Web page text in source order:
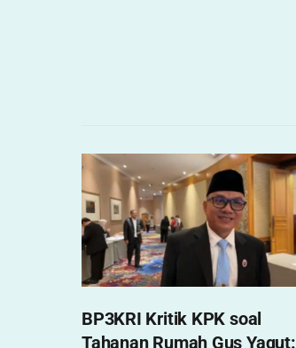
,
BP3KRI Kritik KPK soal
Tahanan Rumah Gus Yaqut: